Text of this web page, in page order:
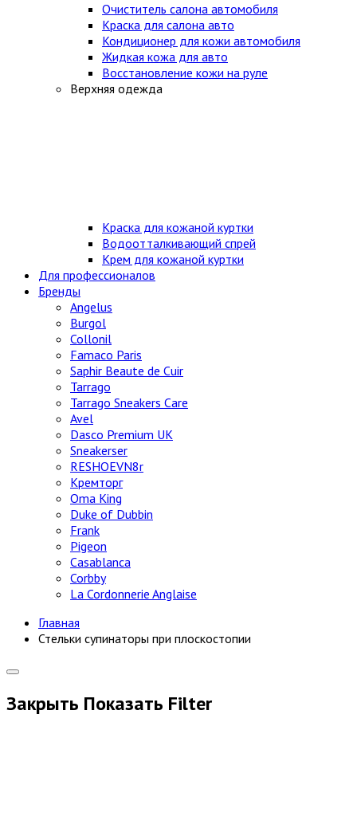
Очиститель салона автомобиля
Краска для салона авто
Кондиционер для кожи автомобиля
Жидкая кожа для авто
Восстановление кожи на руле
Верхняя одежда
Краска для кожаной куртки
Водоотталкивающий спрей
Крем для кожаной куртки
Для профессионалов
Бренды
Angelus
Burgol
Collonil
Famaco Paris
Saphir Beaute de Cuir
Tarrago
Tarrago Sneakers Care
Avel
Dasco Premium UK
Sneakerser
RESHOEVN8r
Кремторг
Oma King
Duke of Dubbin
Frank
Pigeon
Casablanca
Corbby
La Cordonnerie Anglaise
Главная
Стельки супинаторы при плоскостопии
Закрыть Показать Filter